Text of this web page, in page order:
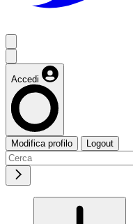
Accedi
Modifica profilo Logout